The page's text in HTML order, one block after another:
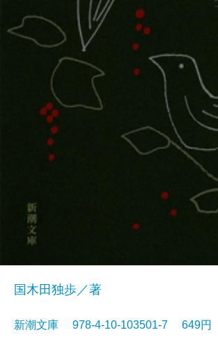
国木田独歩／著
新潮文庫 978-4-10-103501-7 649円